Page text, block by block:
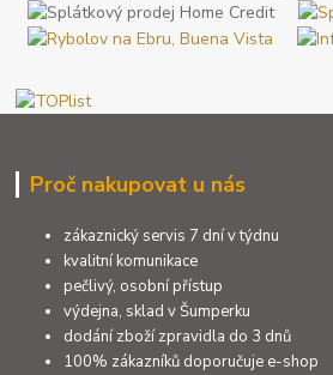
Proč nakupovat u nás
zákaznický servis 7 dní v týdnu
kvalitní komunikace
pečlivý, osobní přístup
výdejna, sklad v Šumperku
dodání zboží zpravidla do 3 dnů
100% zákazníků doporučuje e-shop